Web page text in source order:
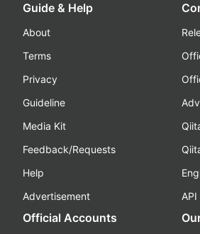
Guide & Help
About
Terms
Privacy
Guideline
Media Kit
Feedback/Requests
Help
Advertisement
API
Official Accounts